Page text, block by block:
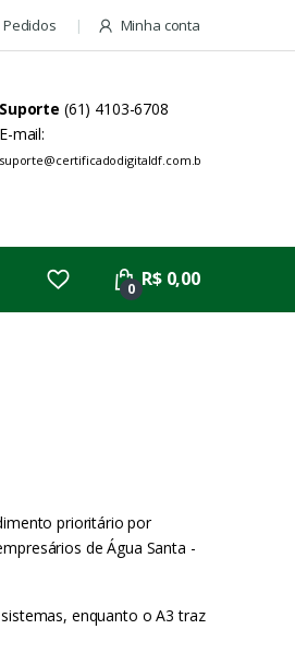
Minha conta
Suporte (61) 4103-6708
E-mail:
suporte@certificadodigitaldf.com.br
0 R$ 0,00
prioritário por
de Água Santa -
enquanto o A3 traz